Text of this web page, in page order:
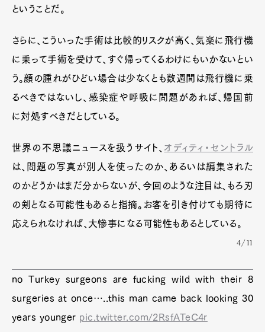
ということだ。
さらに、こういった手術は比較的リスクが高く、気楽に飛行機
に乗って手術を受けて、すぐ帰ってくるわけにもいかないとい
う。顔の腫れがひどい場合は少なくとも数週間は飛行機に乗
るべきではないし、感染症や呼吸に問題があれば、帰国前
に対処すべきだとしている。
世界の不思議ニュースを扱うサイト、 オディティ・セントラル
は、問題の写真が別人を使ったのか、あるいは編集された
のかどうかはまだ分からないが、今回のような注目は、もろ刃
の剣となる可能性もあると指摘。お客を引き付けても期待に
応えられなければ、大惨事になる可能性もあるとしている。
4/11
no Turkey surgeons are fucking wild with their 8
surgeries at once…..this man came back looking 30
years younger pic.twitter.com/2RsfATeC4r